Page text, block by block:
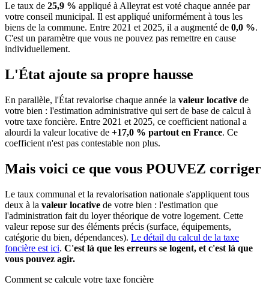
Le taux de 25,9 % appliqué à Alleyrat est voté chaque année par
votre conseil municipal. Il est appliqué uniformément à tous les
biens de la commune. Entre 2021 et 2025, il a augmenté de 0,0 %.
C'est un paramètre que vous ne pouvez pas remettre en cause
individuellement.
L'État ajoute sa propre hausse
En parallèle, l'État revalorise chaque année la valeur locative de
votre bien : l'estimation administrative qui sert de base de calcul à
votre taxe foncière. Entre 2021 et 2025, ce coefficient national a
alourdi la valeur locative de +17,0 % partout en France. Ce
coefficient n'est pas contestable non plus.
Mais voici ce que vous POUVEZ corriger
Le taux communal et la revalorisation nationale s'appliquent tous
deux à la valeur locative de votre bien : l'estimation que
l'administration fait du loyer théorique de votre logement. Cette
valeur repose sur des éléments précis (surface, équipements,
catégorie du bien, dépendances). Le détail du calcul de la taxe
foncière est ici. C'est là que les erreurs se logent, et c'est là que
vous pouvez agir.
Comment se calcule votre taxe foncière